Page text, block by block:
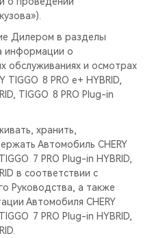
Дилером в разделы
информации о
обслуживаниях и осмотрах
TIGGO 8 PRO е+ HYBRID,
TIGGO 8 PRO Plug-in
хранить,
Автомобиль CHERY
7 PRO Plug-in HYBRID,
в соответствии с
Руководства, а также
Автомобиля CHERY
7 PRO Plug-in HYBRID,